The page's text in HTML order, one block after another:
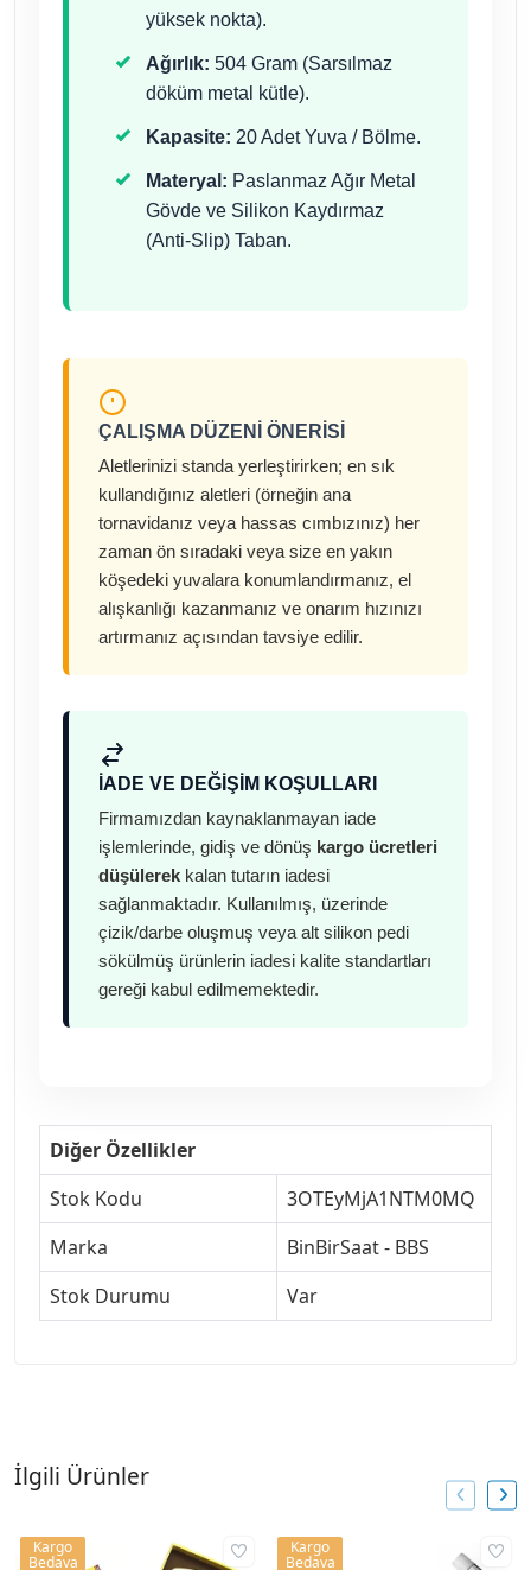
yüksek nokta).
Ağırlık: 504 Gram (Sarsılmaz
döküm metal kütle).
Kapasite: 20 Adet Yuva / Bölme.
Materyal: Paslanmaz Ağır Metal
Gövde ve Silikon Kaydırmaz
(Anti-Slip) Taban.
ÇALIŞMA DÜZENI ÖNERISI
Aletlerinizi standa yerleştirirken; en sık
kullandığınız aletleri (örneğin ana
tornavidanız veya hassas cımbızınız) her
zaman ön sıradaki veya size en yakın
köşedeki yuvalara konumlandırmanız, el
alışkanlığı kazanmanız ve onarım hızınızı
artırmanız açısından tavsiye edilir.
İADE VE DEĞIŞIM KOŞULLARI
Firmamızdan kaynaklanmayan iade
işlemlerinde, gidiş ve dönüş kargo ücretleri
düşülerek kalan tutarın iadesi
sağlanmaktadır. Kullanılmış, üzerinde
çizik/darbe oluşmuş veya alt silikon pedi
sökülmüş ürünlerin iadesi kalite standartları
gereği kabul edilmemektedir.
Diğer Özellikler
Stok Kodu
3OTEyMjA1NTM0MQ
Marka
BinBirSaat - BBS
Stok Durumu
Var
İlgili Ürünler
Kargo
Bedava
Kargo
Bedava